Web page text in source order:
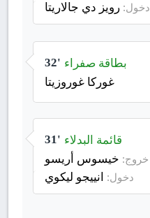
دخول: رويز دي جالاريتا
32' بطاقة صفراء
غوركا غوروزيتا
31' قائمة البدلاء
خروج: خيسوس أريسو
دخول: انييجو ليكوي